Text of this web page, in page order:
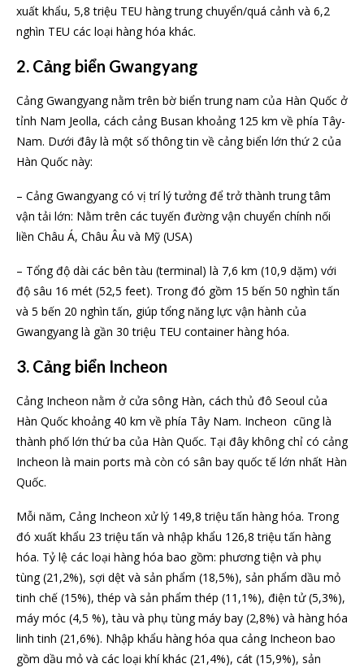
xuất khẩu, 5,8 triệu TEU hàng trung chuyển/quá cảnh và 6,2
nghìn TEU các loại hàng hóa khác.
2. Cảng biển Gwangyang
Cảng Gwangyang nằm trên bờ biển trung nam của Hàn Quốc ở
tỉnh Nam Jeolla, cách cảng Busan khoảng 125 km về phía Tây-
Nam. Dưới đây là một số thông tin về cảng biển lớn thứ 2 của
Hàn Quốc này:
– Cảng Gwangyang có vị trí lý tưởng để trở thành trung tâm
vận tải lớn: Nằm trên các tuyến đường vận chuyển chính nối
liền Châu Á, Châu Âu và Mỹ (USA)
– Tổng độ dài các bên tàu (terminal) là 7,6 km (10,9 dặm) với
độ sâu 16 mét (52,5 feet). Trong đó gồm 15 bến 50 nghìn tấn
và 5 bến 20 nghìn tấn, giúp tổng năng lực vận hành của
Gwangyang là gần 30 triệu TEU container hàng hóa.
3. Cảng biển Incheon
Cảng Incheon nằm ở cửa sông Hàn, cách thủ đô Seoul của
Hàn Quốc khoảng 40 km về phía Tây Nam. Incheon cũng là
thành phố lớn thứ ba của Hàn Quốc. Tại đây không chỉ có cảng
Incheon là main ports mà còn có sân bay quốc tế lớn nhất Hàn
Quốc.
Mỗi năm, Cảng Incheon xử lý 149,8 triệu tấn hàng hóa. Trong
đó xuất khẩu 23 triệu tấn và nhập khẩu 126,8 triệu tấn hàng
hóa. Tỷ lệ các loại hàng hóa bao gồm: phương tiện và phụ
tùng (21,2%), sợi dệt và sản phẩm (18,5%), sản phẩm dầu mỏ
tinh chế (15%), thép và sản phẩm thép (11,1%), điện tử (5,3%),
máy móc (4,5 %), tàu và phụ tùng máy bay (2,8%) và hàng hóa
linh tinh (21,6%). Nhập khẩu hàng hóa qua cảng Incheon bao
gồm dầu mỏ và các loại khí khác (21,4%), cát (15,9%), sản